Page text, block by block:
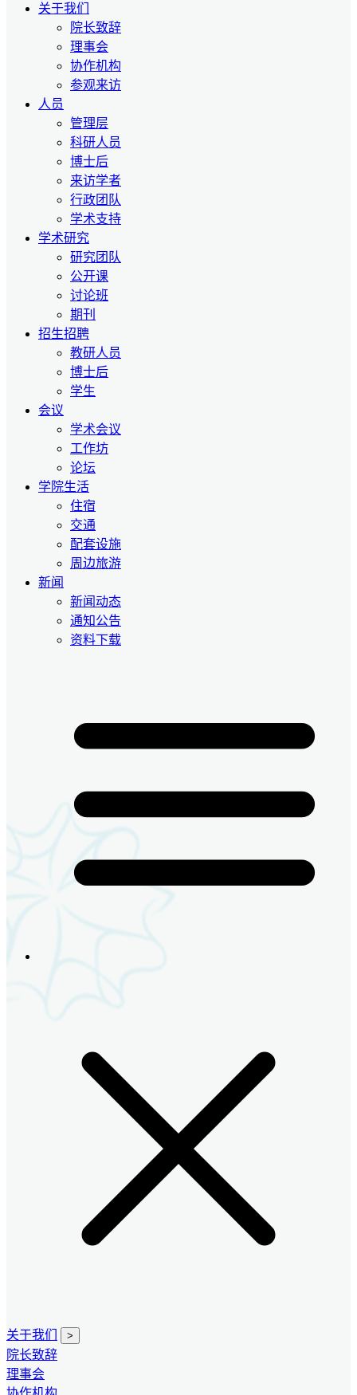
关于我们
院长致辞
理事会
协作机构
参观来访
人员
管理层
科研人员
博士后
来访学者
行政团队
学术支持
学术研究
研究团队
公开课
讨论班
期刊
招生招聘
教研人员
博士后
学生
会议
学术会议
工作坊
论坛
学院生活
住宿
交通
配套设施
周边旅游
新闻
新闻动态
通知公告
资料下载
关于我们 >
院长致辞
理事会